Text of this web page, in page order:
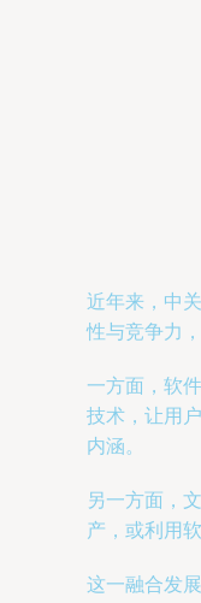
近年来，中
性与竞争力
一方面，软
技术，让用
内涵。
另一方面，
产，或利用
这一融合发